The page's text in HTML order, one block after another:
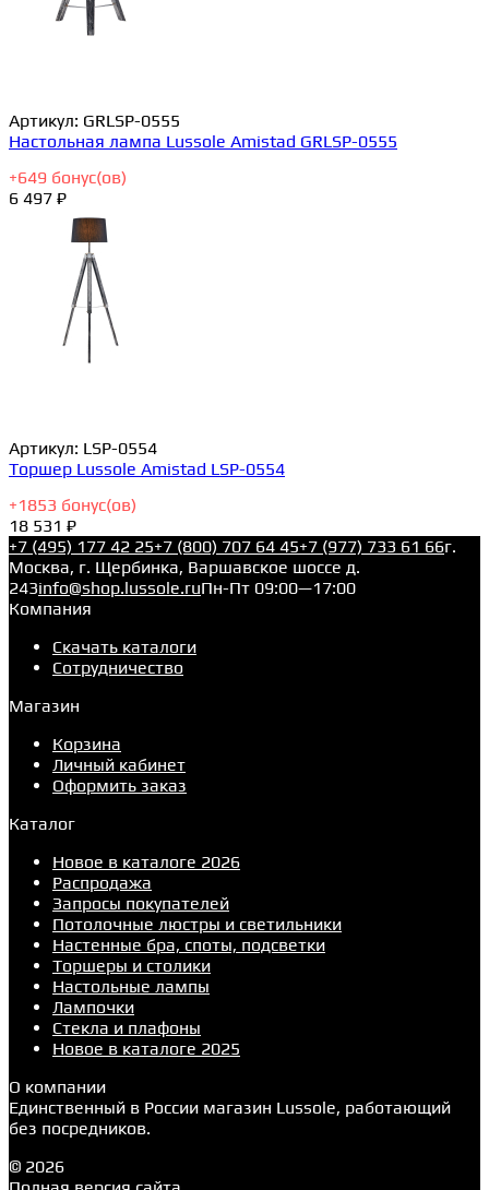
Артикул: GRLSP-0555
Настольная лампа Lussole Amistad GRLSP-0555
+649 бонус(ов)
6 497 ₽
Артикул: LSP-0554
Торшер Lussole Amistad LSP-0554
+1853 бонус(ов)
18 531 ₽
+7 (495) 177 42 25+7 (800) 707 64 45+7 (977) 733 61 66г.
Москва, г. Щербинка, Варшавское шоссе д.
243info@shop.lussole.ruПн-Пт 09:00—17:00
Компания
Скачать каталоги
Сотрудничество
Магазин
Корзина
Личный кабинет
Оформить заказ
Каталог
Новое в каталоге 2026
Распродажа
Запросы покупателей
Потолочные люстры и светильники
Настенные бра, споты, подсветки
Торшеры и столики
Настольные лампы
Лампочки
Стекла и плафоны
Новое в каталоге 2025
О компании
Единственный в России магазин Lussole, работающий
без посредников.
© 2026